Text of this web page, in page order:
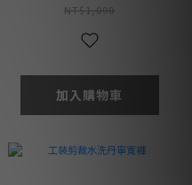
NT$1,090
加入購物車